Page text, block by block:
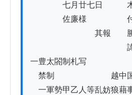
七月廿七日　　　木
佐廉様　　　　　
其報　　勝興
諱佐
一豊太閤制札写
禁制　　　　　　　越中
一軍勢甲乙人等乱妨狼藉